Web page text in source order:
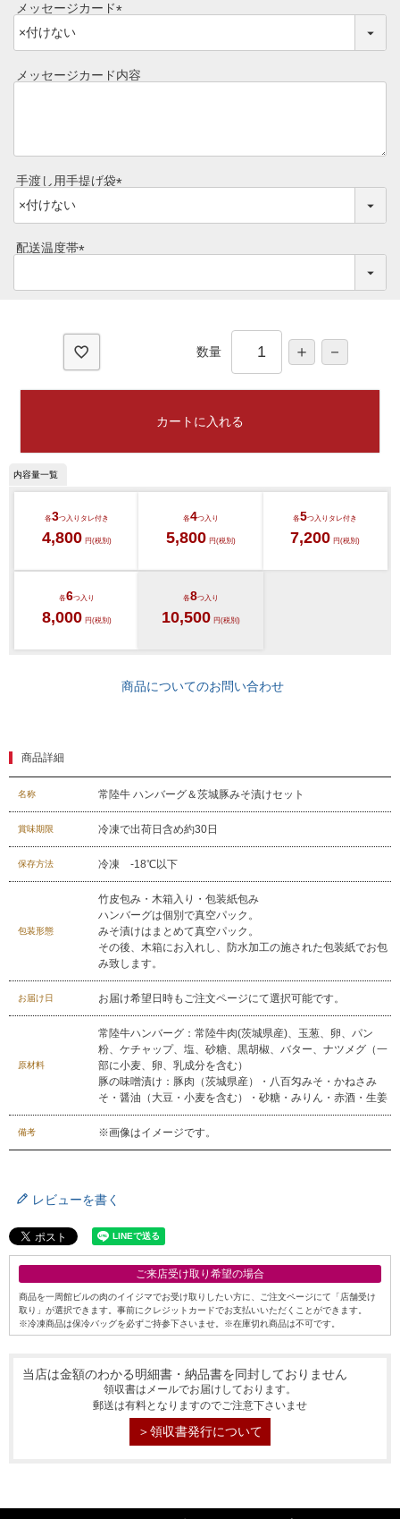
レビュー一覧
ご予算から選ぶ
プレミアムギフト
ギフトカテゴリー一覧
029-254-2441
受付：9:00～17:30
メッセージカード
必
須
メッセージカード内容
手渡し用手提げ袋
必
配送温度帯
必
数量
カートに入れる
各3つ入り タレ付き
4,800 円(税別)
各4つ入り
5,800 円(税別)
各5つ入り タレ付き
7,200 円(税別)
各6つ入り
8,000 円(税別)
各8つ入り
10,500 円(税別)
商品についてのお問い合わせ
商品詳細
名称 常陸牛 ハンバーグ＆茨城豚みそ漬けセット
賞味期限 冷凍で出荷日含め約30日
保存方法 冷凍 -18℃以下
包装形態
竹皮包み・木箱入り・包装紙包み
ハンバーグは個別で真空パック。
みそ漬けはまとめて真空パック。
その後、木箱にお入れし、防水加工の施された包装紙でお包
み致します。
お届け日 お届け希望日時もご注文ページにて選択可能です。
原材料
常陸牛ハンバーグ：常陸牛肉(茨城県産)、玉葱、卵、パン
粉、ケチャップ、塩、砂糖、黒胡椒、バター、ナツメグ（一
部に小麦、卵、乳成分を含む）
豚の味噌漬け：豚肉（茨城県産）・八百匁みそ・かねさみ
そ・醤油（大豆・小麦を含む）・砂糖・みりん・赤酒・生姜
備考 ※画像はイメージです。
レビューを書く
ご来店受け取り希望の場合
商品を一周館ビルの肉のイイジマでお受け取りしたい方に、ご注文ページにて「店舗受け
取り」が選択できます。事前にクレジットカードでお支払いいただくことができます。
※冷凍商品は保冷バッグを必ずご持参下さいませ。※在庫切れ商品は不可です。
当店は金額のわかる明細書・納品書を同封しておりません
領収書はメールでお届けしております。
郵送は有料となりますのでご注意下さいませ
＞領収書発行について